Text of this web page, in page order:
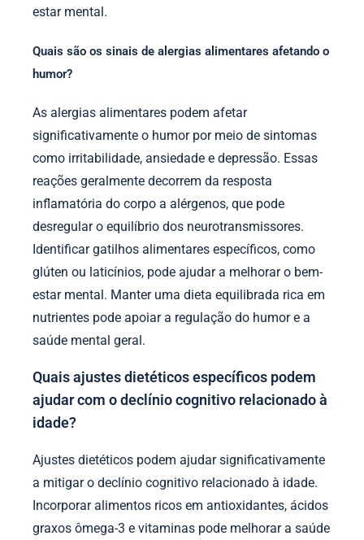
estar mental.
Quais são os sinais de alergias alimentares afetando o
humor?
As alergias alimentares podem afetar
significativamente o humor por meio de sintomas
como irritabilidade, ansiedade e depressão. Essas
reações geralmente decorrem da resposta
inflamatória do corpo a alérgenos, que pode
desregular o equilíbrio dos neurotransmissores.
Identificar gatilhos alimentares específicos, como
glúten ou laticínios, pode ajudar a melhorar o bem-
estar mental. Manter uma dieta equilibrada rica em
nutrientes pode apoiar a regulação do humor e a
saúde mental geral.
Quais ajustes dietéticos específicos podem
ajudar com o declínio cognitivo relacionado à
idade?
Ajustes dietéticos podem ajudar significativamente
a mitigar o declínio cognitivo relacionado à idade.
Incorporar alimentos ricos em antioxidantes, ácidos
graxos ômega-3 e vitaminas pode melhorar a saúde